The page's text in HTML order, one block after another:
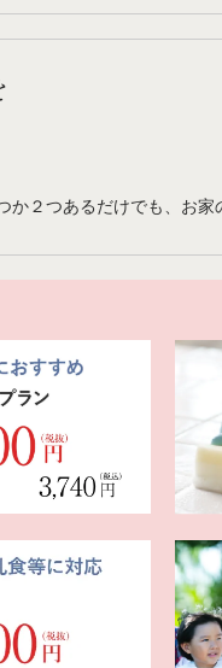
か２つあるだけでも、お家